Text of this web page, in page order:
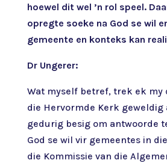
hoewel dit wel ’n rol speel.
opregte soeke na God se wil
gemeente en konteks kan
Dr Ungerer:
Wat myself betref, trek ek my
die Hervormde Kerk geweldig
gedurig besig om antwoorde
God se wil vir gemeentes in
die Kommissie van die